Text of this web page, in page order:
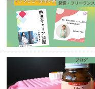
起業・フリーランス
ブログ